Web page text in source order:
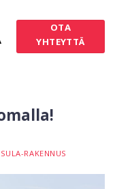
OTA
YHTEYTTÄ
RAKENNUS